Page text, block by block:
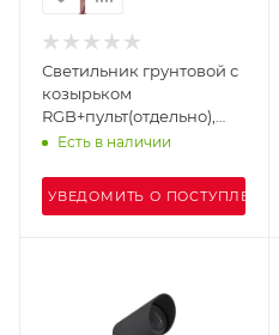
Светильник грунтовой с
козырьком
RGB+пульт(отдельно),
G8512N, LED 12W RGB+RF
Есть в наличии
УВЕДОМИТЬ О ПОСТУПЛЕНИИ